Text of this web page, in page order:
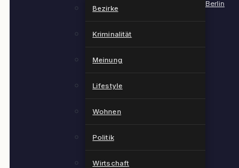
Bezirke
Kriminalität
Meinung
Lifestyle
Wohnen
Politik
Wirtschaft
Berlin